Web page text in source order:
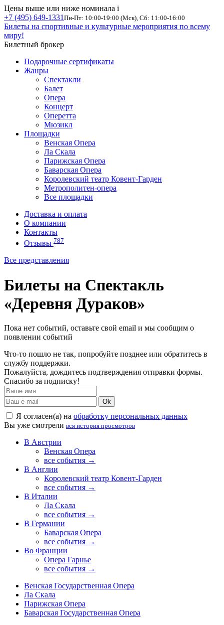
Цены выше или ниже номинала i
+7 (495) 649-1331 Пн-Пт: 10:00-19:00 (Мск), Сб: 11:00-16:00
Билеты на спортивные и культурные мероприятия по всему
миру!
Билетный брокер
Подарочные сертификаты
Жанры
Спектакли
Балет
Опера
Концерт
Оперетта
Мюзикл
Площадки
Венская Опера
Ла Скала
Парижская Опера
Баварская Опера
Королевский театр Ковент-Гарден
Метрополитен-опера
Все площадки
Доставка и оплата
О компании
Контакты
Отзывы 787
Все представления
Билеты на Спектакль
«Деревня Дураков»
Пока нет событий, оставьте свой email и мы сообщим о
появлении событий
Что-то пошло не так, попробуйте позднее или обратитесь в
службу поддержки.
Пожалуйста, дождитесь подтверждения отправки формы.
Спасибо за подписку!
Ok
Я согласен(а) на обработку персональных данных
Вы уже смотрели вся история просмотров
В Австрии
Венская Опера
все события →
В Англии
Королевский театр Ковент-Гарден
все события →
В Италии
Ла Скала
все события →
В Германии
Баварская Опера
все события →
Во Франции
Опера Гарнье
все события →
Венская Государственная Опера
Ла Скала
Парижская Опера
Баварская Государственная Опера